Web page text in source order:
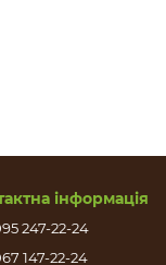
інформація
247-22-24
147-22-24